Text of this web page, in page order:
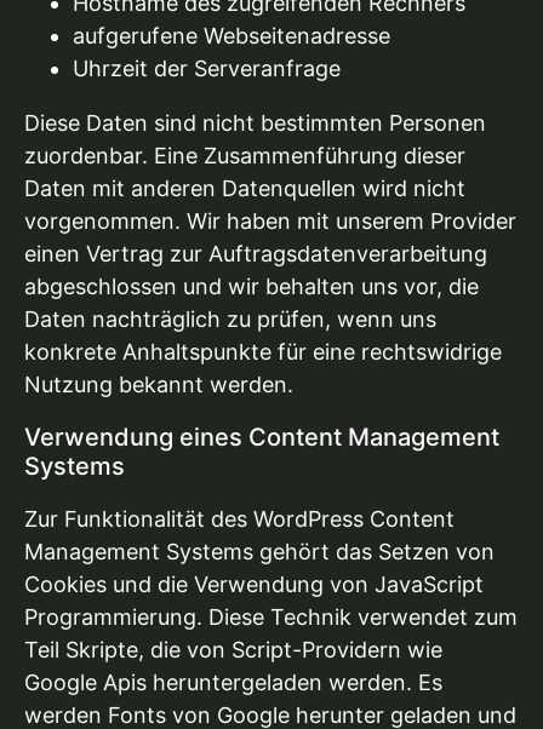
aufgerufene Webseitenadresse
Uhrzeit der Serveranfrage
Diese Daten sind nicht bestimmten Personen
zuordenbar. Eine Zusammenführung dieser
Daten mit anderen Datenquellen wird nicht
vorgenommen. Wir haben mit unserem Provider
einen Vertrag zur Auftragsdatenverarbeitung
abgeschlossen und wir behalten uns vor, die
Daten nachträglich zu prüfen, wenn uns
konkrete Anhaltspunkte für eine rechtswidrige
Nutzung bekannt werden.
Verwendung eines Content Management
Systems
Zur Funktionalität des WordPress Content
Management Systems gehört das Setzen von
Cookies und die Verwendung von JavaScript
Programmierung. Diese Technik verwendet zum
Teil Skripte, die von Script-Providern wie
Google Apis heruntergeladen werden. Es
werden Fonts von Google herunter geladen und